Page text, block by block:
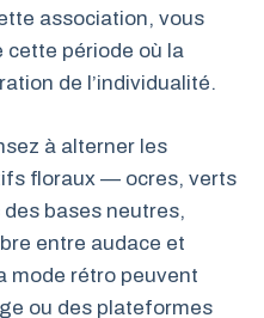
association, vous
cette période où la
de l’individualité.
à alterner les
floraux — ocres, verts
bases neutres,
entre audace et
mode rétro peuvent
ou des plateformes